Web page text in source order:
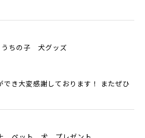
ちの子 犬グッズ
き大変感謝しております！ またぜひ